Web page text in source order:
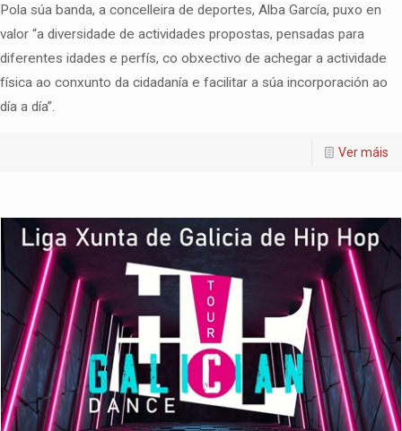
Pola súa banda, a concelleira de deportes, Alba García, puxo en
valor “a diversidade de actividades propostas, pensadas para
diferentes idades e perfís, co obxectivo de achegar a actividade
física ao conxunto da cidadanía e facilitar a súa incorporación ao
día a día”.
Ver máis